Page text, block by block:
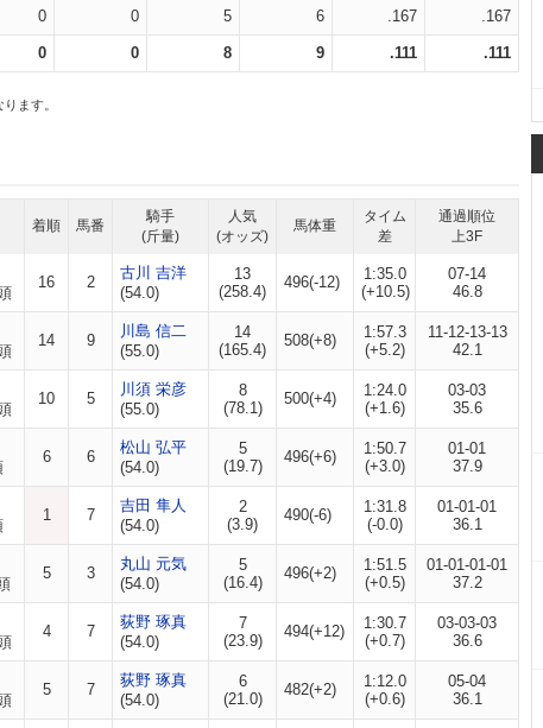
0 0 5 6 .167 .167
0 0 8 9 .111 .111
ます。
着順 馬番
騎手
(斤量)
人気
(オッズ)
馬体重
タイム
差
通過順位
上3F
16 2
古川 吉洋
(54.0)
13
(258.4)
496(-12)
1:35.0
(+10.5)
07-14
46.8
14 9
川島 信二
(55.0)
14
(165.4)
508(+8)
1:57.3
(+5.2)
11-12-13-13
42.1
10 5
川須 栄彦
(55.0)
8
(78.1)
500(+4)
1:24.0
(+1.6)
03-03
35.6
6 6
松山 弘平
(54.0)
5
(19.7)
496(+6)
1:50.7
(+3.0)
01-01
37.9
1 7
吉田 隼人
(54.0)
2
(3.9)
490(-6)
1:31.8
(-0.0)
01-01-01
36.1
5 3
丸山 元気
(54.0)
5
(16.4)
496(+2)
1:51.5
(+0.5)
01-01-01-01
37.2
4 7
荻野 琢真
(54.0)
7
(23.9)
494(+12)
1:30.7
(+0.7)
03-03-03
36.6
5 7
荻野 琢真
(54.0)
6
(21.0)
482(+2)
1:12.0
(+0.6)
05-04
36.1